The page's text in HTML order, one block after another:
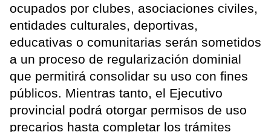
ocupados por clubes, asociaciones civiles,
entidades culturales, deportivas,
educativas o comunitarias serán sometidos
a un proceso de regularización dominial
que permitirá consolidar su uso con fines
públicos. Mientras tanto, el Ejecutivo
provincial podrá otorgar permisos de uso
precarios hasta completar los trámites